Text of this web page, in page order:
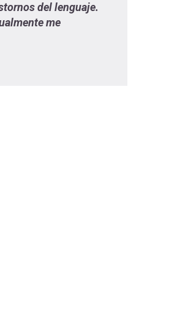
del lenguaje.
me